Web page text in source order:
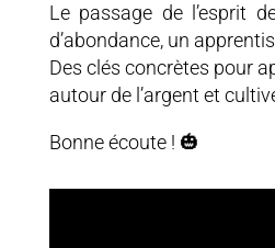
Le passage de l’esprit
d’abondance, un
Des clés concrètes pour
autour de l’argent et
Bonne écoute ! 🎃